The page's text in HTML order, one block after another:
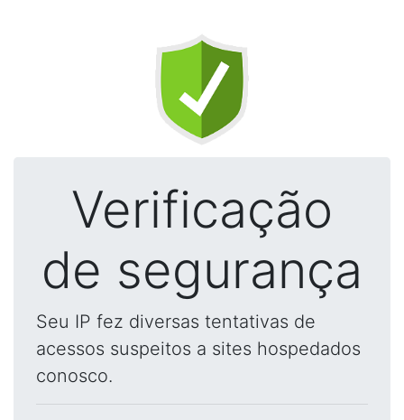
Verificação
de segurança
Seu IP fez diversas tentativas de
acessos suspeitos a sites hospedados
conosco.